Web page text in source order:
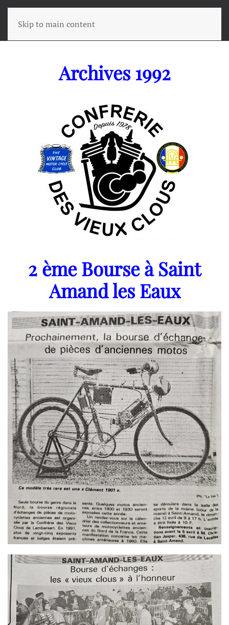
Skip to main content
Archives 1992
2 ème Bourse à Saint
Amand les Eaux